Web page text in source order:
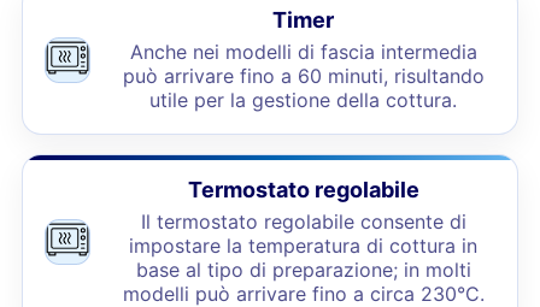
Timer
Anche nei modelli di fascia intermedia
può arrivare fino a 60 minuti, risultando
utile per la gestione della cottura.
Termostato regolabile
Il termostato regolabile consente di
impostare la temperatura di cottura in
base al tipo di preparazione; in molti
modelli può arrivare fino a circa 230°C.